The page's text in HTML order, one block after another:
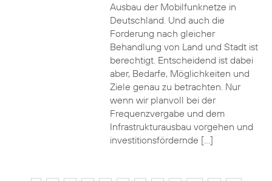
Ausbau der Mobilfunknetze in
Deutschland. Und auch die
Forderung nach gleicher
Behandlung von Land und Stadt ist
berechtigt. Entscheidend ist dabei
aber, Bedarfe, Möglichkeiten und
Ziele genau zu betrachten. Nur
wenn wir planvoll bei der
Frequenzvergabe und dem
Infrastrukturausbau vorgehen und
investitionsfördernde […]